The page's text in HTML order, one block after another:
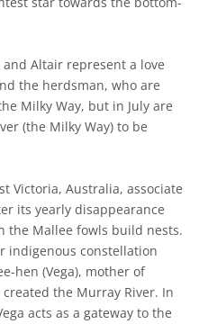
Altair represent a love
the herdsman, who are
Milky Way, but in July are
(the Milky Way) to be
Victoria, Australia, associate
its yearly disappearance
Mallee fowls build nests.
indigenous constellation
hen (Vega), mother of
the Murray River. In
acts as a gateway to the